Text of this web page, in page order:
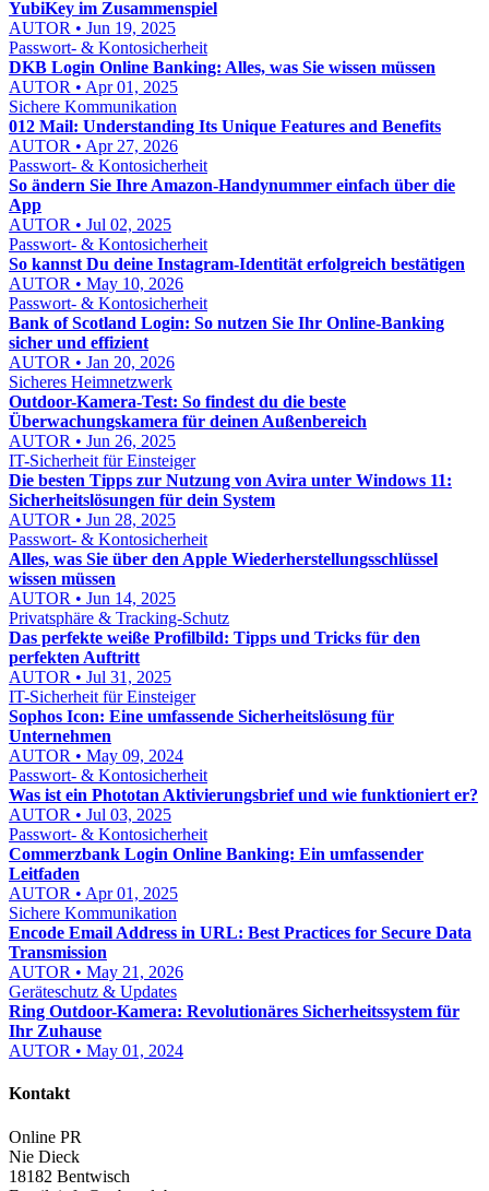
YubiKey im Zusammenspiel
AUTOR • Jun 19, 2025
Passwort- & Kontosicherheit
DKB Login Online Banking: Alles, was Sie wissen müssen
AUTOR • Apr 01, 2025
Sichere Kommunikation
012 Mail: Understanding Its Unique Features and Benefits
AUTOR • Apr 27, 2026
Passwort- & Kontosicherheit
So ändern Sie Ihre Amazon-Handynummer einfach über die
App
AUTOR • Jul 02, 2025
Passwort- & Kontosicherheit
So kannst Du deine Instagram-Identität erfolgreich bestätigen
AUTOR • May 10, 2026
Passwort- & Kontosicherheit
Bank of Scotland Login: So nutzen Sie Ihr Online-Banking
sicher und effizient
AUTOR • Jan 20, 2026
Sicheres Heimnetzwerk
Outdoor-Kamera-Test: So findest du die beste
Überwachungskamera für deinen Außenbereich
AUTOR • Jun 26, 2025
IT-Sicherheit für Einsteiger
Die besten Tipps zur Nutzung von Avira unter Windows 11:
Sicherheitslösungen für dein System
AUTOR • Jun 28, 2025
Passwort- & Kontosicherheit
Alles, was Sie über den Apple Wiederherstellungsschlüssel
wissen müssen
AUTOR • Jun 14, 2025
Privatsphäre & Tracking-Schutz
Das perfekte weiße Profilbild: Tipps und Tricks für den
perfekten Auftritt
AUTOR • Jul 31, 2025
IT-Sicherheit für Einsteiger
Sophos Icon: Eine umfassende Sicherheitslösung für
Unternehmen
AUTOR • May 09, 2024
Passwort- & Kontosicherheit
Was ist ein Phototan Aktivierungsbrief und wie funktioniert er?
AUTOR • Jul 03, 2025
Passwort- & Kontosicherheit
Commerzbank Login Online Banking: Ein umfassender
Leitfaden
AUTOR • Apr 01, 2025
Sichere Kommunikation
Encode Email Address in URL: Best Practices for Secure Data
Transmission
AUTOR • May 21, 2026
Geräteschutz & Updates
Ring Outdoor-Kamera: Revolutionäres Sicherheitssystem für
Ihr Zuhause
AUTOR • May 01, 2024
Kontakt
Online PR
Nie Dieck
18182 Bentwisch